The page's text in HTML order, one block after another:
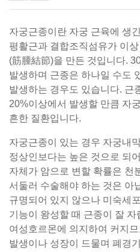
자궁근종이란 자궁 근육에 생
평활근과 결합조직섬유가 이
(筋腫結節)을 만든 것입니다.
발생하며 근종은 하나일 수도
발생하는 경우도 있습니다. 근
20%이상에서 발생할 만큼 자
흔한 질환입니다.
자궁근종이 있는 경우 자궁내
정상인보다는 높은 것으로 되
자체가 암으로 변할 확률은 천
서둘러 수술해야 하는 것은 아
규명되어 있지 않으나 미숙세
기능이 왕성할 때 근종이 잘 자
여성호르몬에 의지하여 커지
발생이나 성장이 드물며 폐경